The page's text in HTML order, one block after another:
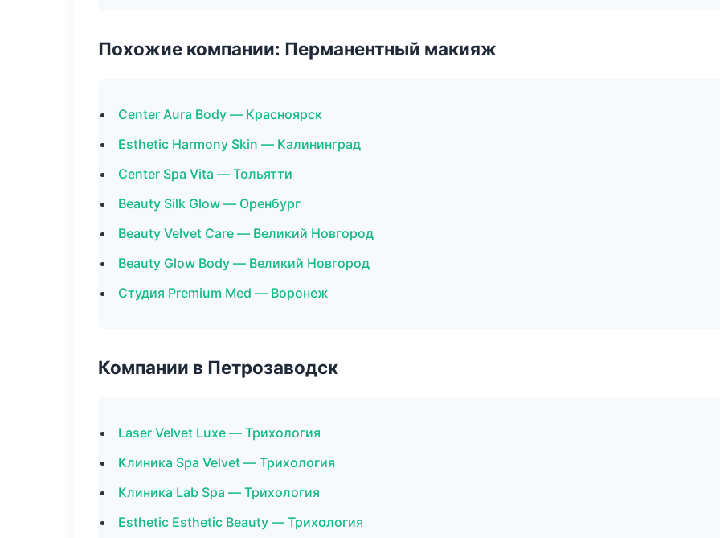
Похожие компании: Перманентный макияж
Center Aura Body — Красноярск
Esthetic Harmony Skin — Калининград
Center Spa Vita — Тольятти
Beauty Silk Glow — Оренбург
Beauty Velvet Care — Великий Новгород
Beauty Glow Body — Великий Новгород
Студия Premium Med — Воронеж
Компании в Петрозаводск
Laser Velvet Luxe — Трихология
Клиника Spa Velvet — Трихология
Клиника Lab Spa — Трихология
Esthetic Esthetic Beauty — Трихология